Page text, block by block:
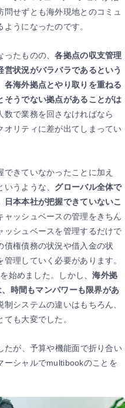
せずとも海外現地とのコミュ
うになったのです。
ったものの、各拠点の収支管理
状況がバラバラであるという
各海外拠点とやり取りを重ねる
そうでない拠点があることがは
数で業務を回さなければなら
オリティに差が出てしまってい
きていなかったことに加え
うような、 グローバル全体で
本本社が把握できていないこ
ャッシュベースの管理をきちん
ッシュベースを管理するだけで
債権債務の状況や借入金の状
理していく必要があります。
始めました。しかし、海外拠
時間もマンパワーも限界があ
システムの違いはもちろん、
も大変でした。
たが、予算や機能面で折り合い
ーシャルでmultibookのことを